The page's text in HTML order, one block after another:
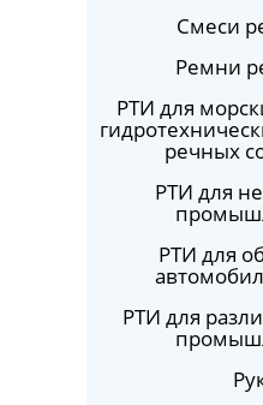
Смеси
Ремни
РТИ для
речных
РТИ для
РТИ для
РТИ для